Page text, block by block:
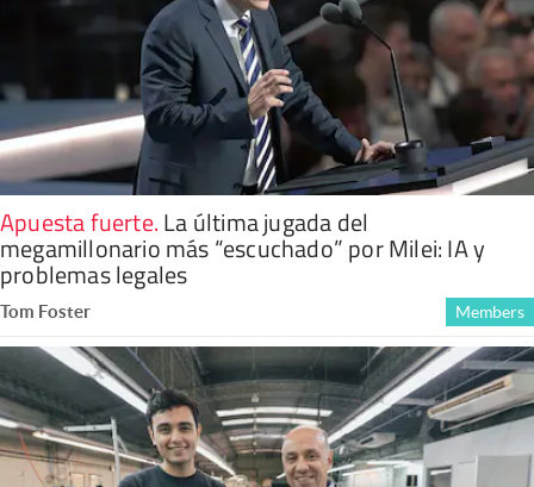
Apuesta fuerte.La última jugada del
megamillonario más “escuchado” por Milei: IA y
problemas legales
Tom Foster Members